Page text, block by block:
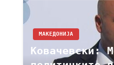
МАКЕДОНИЈА
Ковачевски: